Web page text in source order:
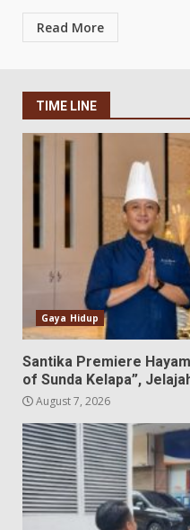
Read More
TIME LINE
Gaya Hidup
Santika Premiere
of Sunda Kelapa”,
August 7, 2026